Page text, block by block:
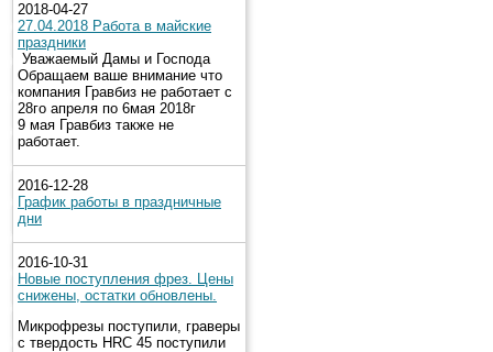
2018-04-27
27.04.2018 Работа в майские
праздники
Уважаемый Дамы и Господа
Обращаем ваше внимание что
компания Гравбиз не работает с
28го апреля по 6мая 2018г
9 мая Гравбиз также не
работает.
2016-12-28
График работы в праздничные
дни
2016-10-31
Новые поступления фрез. Цены
снижены, остатки обновлены.
Микрофрезы поступили, граверы
с твердость HRC 45 поступили